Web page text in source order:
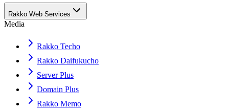
Rakko Web Services
Media
Rakko Techo
Rakko Daifukucho
Server Plus
Domain Plus
Rakko Memo